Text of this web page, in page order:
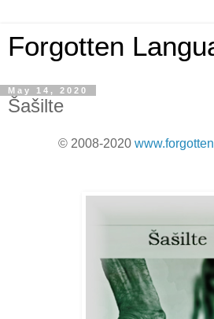
Forgotten
May 14, 2020
Šašilte
© 2008-2020